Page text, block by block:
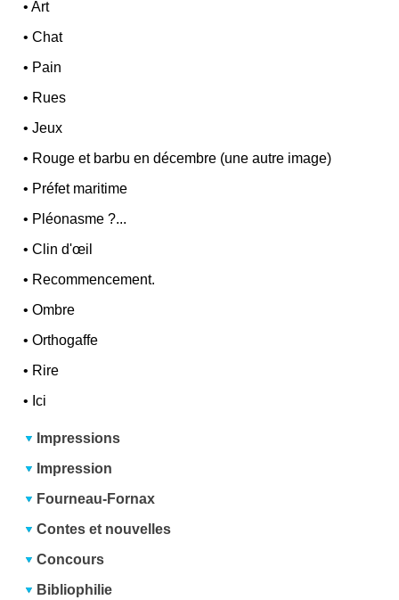
•Art
•Chat
• Pain
• Rues
•Jeux
• Rouge et barbu en décembre (une autre image)
• Préfet maritime
• Pléonasme ?...
•Clin d'œil
• Recommencement.
•Ombre
•Orthogaffe
• Rire
• Ici
Impressions
Impression
Fourneau-Fornax
Contes et nouvelles
Concours
Bibliophilie